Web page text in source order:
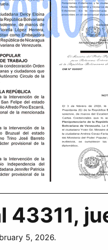
43311,
5, 2026.